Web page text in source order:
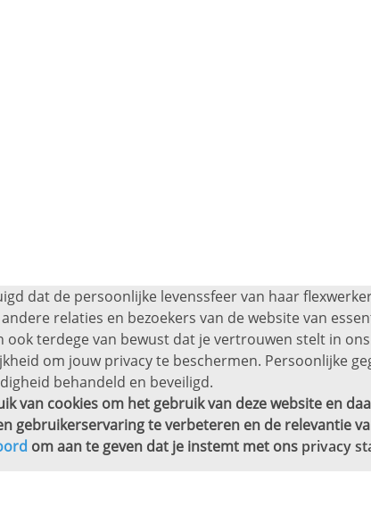
dat de persoonlijke levenssfeer van haar
relaties en bezoekers van de website van
ook terdege van bewust dat je vertrouwen stelt in
om jouw privacy te beschermen. Persoonlijke
behandeld en beveiligd.
van cookies om het gebruik van deze website en
gebruikerservaring te verbeteren en de relevantie
om aan te geven dat je instemt met ons privacy